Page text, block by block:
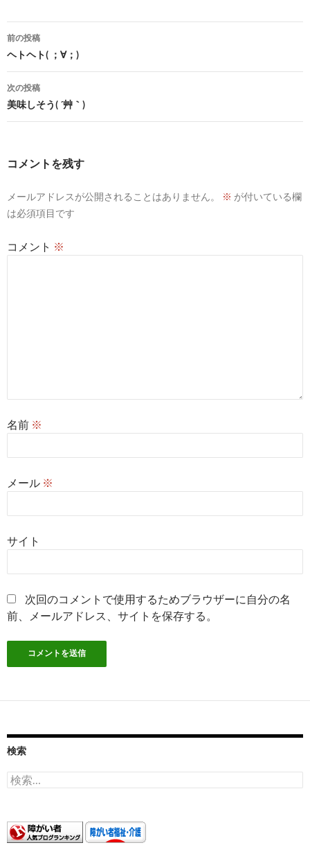
投
稿
ナ
ビ
ゲ
ョ
前の投稿
ヘトヘト( ；∀；)
次の投稿
美味しそう( ´艸｀)
コメントを残す
メールアドレスが公開されることはありません。 ※ が付いている欄
は必須項目です
コメント ※
名前 ※
メール ※
サイト
次回のコメントで使用するためブラウザーに自分の名
前、メールアドレス、サイトを保存する。
検索
検
索: